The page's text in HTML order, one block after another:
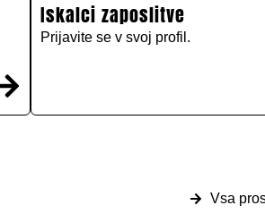
Iskalci zaposlitve
Prijavite se v svoj profil.
Vsa